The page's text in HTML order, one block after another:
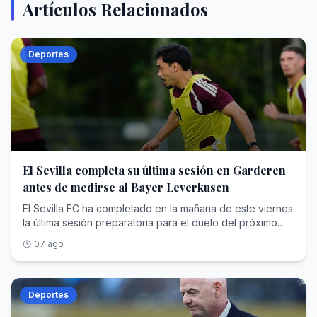
Artículos Relacionados
Deportes
El Sevilla completa su última sesión en Garderen
antes de medirse al Bayer Leverkusen
El Sevilla FC ha completado en la mañana de este viernes
la última sesión preparatoria para el duelo del próximo
hispalense ultima sus horas en la concentración de Países
Bajos, donde se ha hospedado la última semana.Luis
García Plaza ha podido contar con todos los futbolistas
presentes en tierras holandesas, de modo que tendrá a
su disposición a 24 jugadores para el duelo en Alemania.
07 ago
Deportes